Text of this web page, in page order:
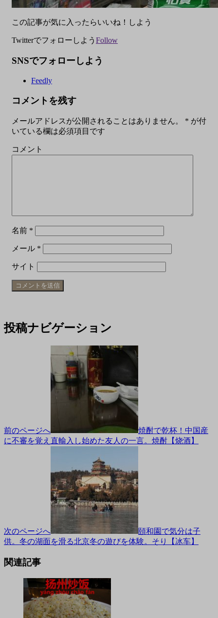
この記事が気に入ったらいいね！しよう
Twitterでフォローしよう Follow
SNSでフォローしよう
Feedly
コメントを残す
メールアドレスが公開されることはありません。 * が付
いている欄は必須項目です
コメント
名前 *
メール *
サイト
投稿ナビゲーション
前のページへ
焼酎で乾杯！中国産
に不審を覚え直輸入し始めた友人の一言。焼酎【烧酒】
次のページへ
頤和園で気分は子
供。冬の湖面を滑る北京冬の遊びを体験。そり【冰车】
関連記事